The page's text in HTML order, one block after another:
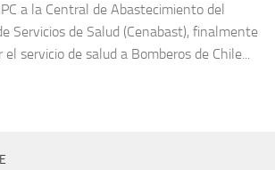
a la Central de Abastecimiento del
Servicios de Salud (Cenabast), finalmente
servicio de salud a Bomberos de Chile...